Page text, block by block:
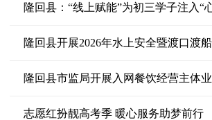
隆回县：“线上赋能”为初三学子注入“
隆回县开展2026年水上安全暨渡口渡
隆回县市监局开展入网餐饮经营主体
志愿红扮靓高考季 暖心服务助梦前行